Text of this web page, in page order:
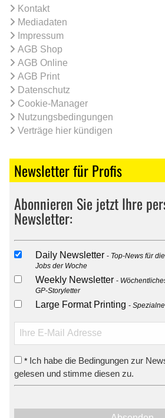
Kontakt
Mediadaten
Impressum
AGB Shop
AGB Online
AGB Print
Datenschutz
Cookie-Manager
Nutzungsbedingungen
Verträge hier kündigen
Newsletter für Profis
Abonnieren Sie jetzt Ihre
Newsletter:
Daily Newsletter
Top-News für
Jobs der Woche
Weekly Newsletter
GP-Storyletter
Large Format Printing
* Ich habe die Bedingungen zur
gelesen und stimme diesen zu.